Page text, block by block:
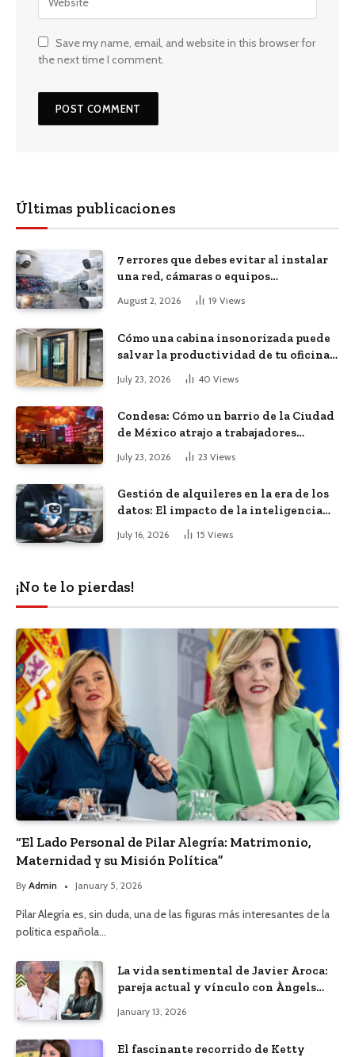
Save my name, email, and website in this browser for
the next time I comment.
Últimas publicaciones
7 errores que debes evitar al instalar
una red, cámaras o equipos
tecnológicos en una empresa
August 2, 2026 19 Views
Cómo una cabina insonorizada puede
salvar la productividad de tu oficina
July 23, 2026 40 Views
Condesa: Cómo un barrio de la Ciudad
de México atrajo a trabajadores
remotos de todo el mundo
July 23, 2026 23 Views
Gestión de alquileres en la era de los
datos: El impacto de la inteligencia
July 16, 2026 15 Views
¡No te lo pierdas!
“El Lado Personal de Pilar Alegría: Matrimonio,
Maternidad y su Misión Política”
By Admin January 5, 2026
Pilar Alegría es, sin duda, una de las figuras más interesantes de la
política española…
La vida sentimental de Javier Aroca:
pareja actual y vínculo con Àngels
January 13, 2026
El fascinante recorrido de Ketty